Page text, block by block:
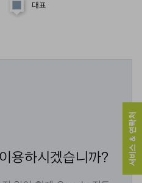
대표
용하시겠습니까? 서비스 & 연락처